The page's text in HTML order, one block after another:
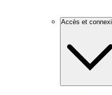
Accès et